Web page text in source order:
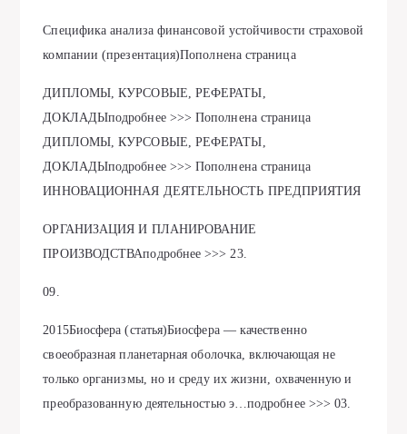
Специфика анализа финансовой устойчивости страховой
компании (презентация)Пополнена страница
ДИПЛОМЫ, КУРСОВЫЕ, РЕФЕРАТЫ,
ДОКЛАДЫподробнее >>> Пополнена страница
ДИПЛОМЫ, КУРСОВЫЕ, РЕФЕРАТЫ,
ДОКЛАДЫподробнее >>> Пополнена страница
ИННОВАЦИОННАЯ ДЕЯТЕЛЬНОСТЬ ПРЕДПРИЯТИЯ
ОРГАНИЗАЦИЯ И ПЛАНИРОВАНИЕ
ПРОИЗВОДСТВАподробнее >>> 23.
09.
2015Биосфера (статья)Биосфера — качественно
своеобразная планетарная оболочка, включающая не
только организмы, но и среду их жизни, охваченную и
преобразованную деятельностью э…подробнее >>> 03.